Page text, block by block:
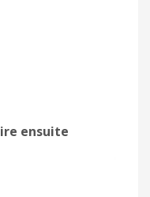
ensuite